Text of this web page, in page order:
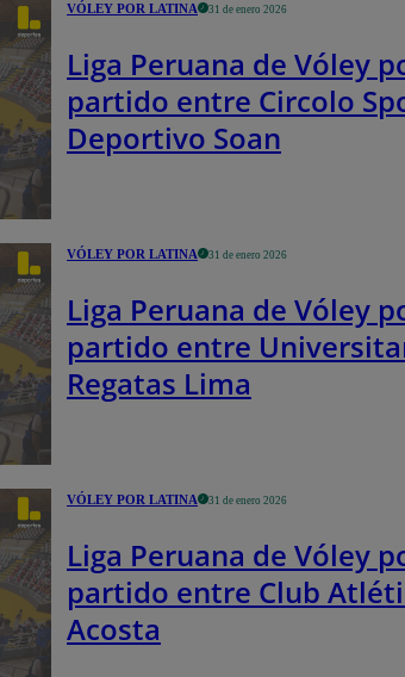
VÓLEY POR LATINA 31 de enero 2026
Liga Peruana de Vóley
partido entre Circolo
Deportivo Soan
VÓLEY POR LATINA 31 de enero 2026
Liga Peruana de Vóley
partido entre
Regatas Lima
VÓLEY POR LATINA 31 de enero 2026
Liga Peruana de Vóley
partido entre Club
Acosta